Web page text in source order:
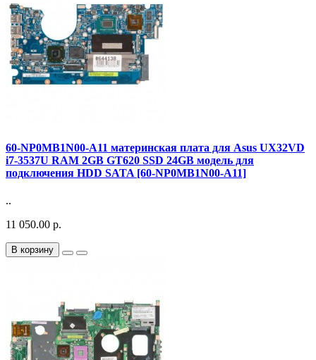
60-NP0MB1N00-A11 материнская плата для Asus UX32VD
i7-3537U RAM 2GB GT620 SSD 24GB модель для
подключения HDD SATA [60-NP0MB1N00-A11]
..
11 050.00 р.
В корзину